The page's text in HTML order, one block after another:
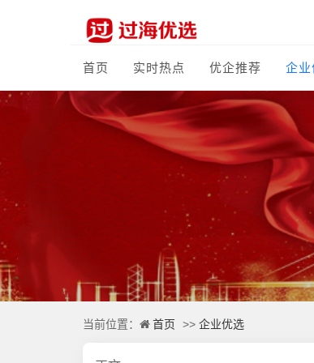
首页 实时热点 优企推荐 企
当前位置： 首页 >> 企业优选